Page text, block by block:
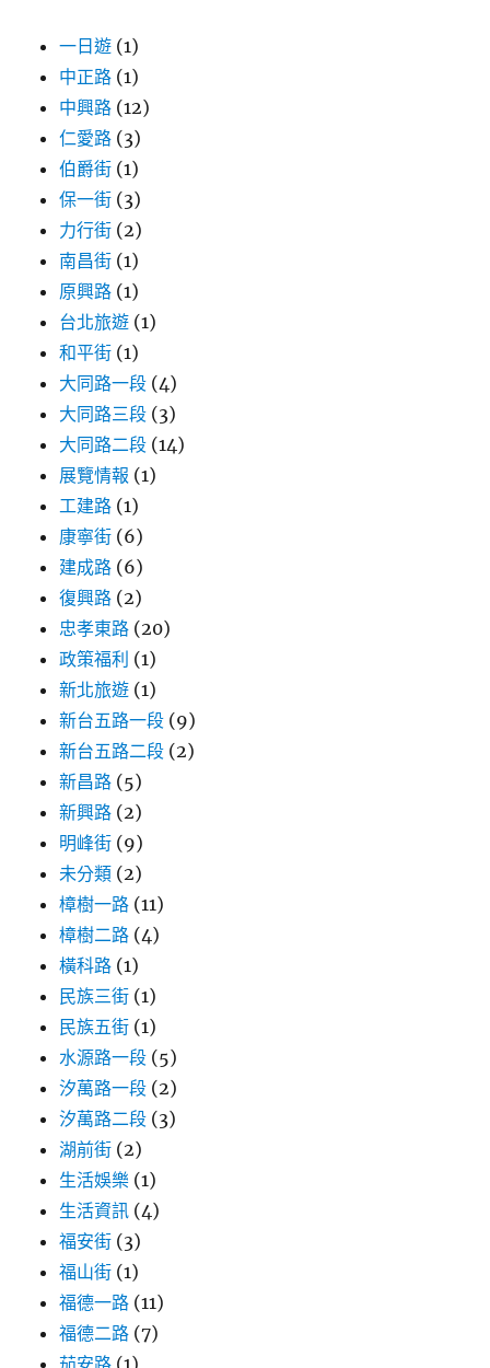
一日遊 (1)
中正路 (1)
中興路 (12)
仁愛路 (3)
伯爵街 (1)
保一街 (3)
力行街 (2)
南昌街 (1)
原興路 (1)
台北旅遊 (1)
和平街 (1)
大同路一段 (4)
大同路三段 (3)
大同路二段 (14)
展覽情報 (1)
工建路 (1)
康寧街 (6)
建成路 (6)
復興路 (2)
忠孝東路 (20)
政策福利 (1)
新北旅遊 (1)
新台五路一段 (9)
新台五路二段 (2)
新昌路 (5)
新興路 (2)
明峰街 (9)
未分類 (2)
樟樹一路 (11)
樟樹二路 (4)
橫科路 (1)
民族三街 (1)
民族五街 (1)
水源路一段 (5)
汐萬路一段 (2)
汐萬路二段 (3)
湖前街 (2)
生活娛樂 (1)
生活資訊 (4)
福安街 (3)
福山街 (1)
福德一路 (11)
福德二路 (7)
茄安路 (1)